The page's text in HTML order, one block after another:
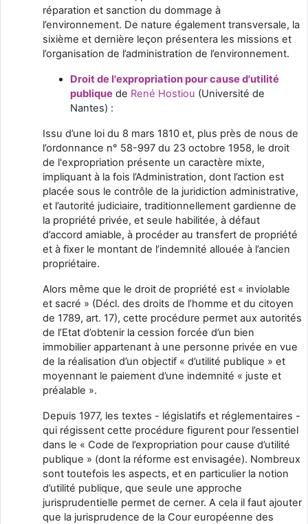
réparation et sanction du dommage à
l’environnement. De nature également transversale, la
sixième et dernière leçon présentera les missions et
l’organisation de l’administration de l’environnement.
Droit de l'expropriation pour cause d'utilité
publique de René Hostiou (Université de
Nantes) :
Issu d’une loi du 8 mars 1810 et, plus près de nous de
l’ordonnance n° 58-997 du 23 octobre 1958, le droit
de l'expropriation présente un caractère mixte,
impliquant à la fois l’Administration, dont l’action est
placée sous le contrôle de la juridiction administrative,
et l’autorité judiciaire, traditionnellement gardienne de
la propriété privée, et seule habilitée, à défaut
d’accord amiable, à procéder au transfert de propriété
et à fixer le montant de l’indemnité allouée à l’ancien
propriétaire.
Alors même que le droit de propriété est « inviolable
et sacré » (Décl. des droits de l’homme et du citoyen
de 1789, art. 17), cette procédure permet aux autorités
de l’Etat d’obtenir la cession forcée d’un bien
immobilier appartenant à une personne privée en vue
de la réalisation d’un objectif « d’utilité publique » et
moyennant le paiement d’une indemnité « juste et
préalable ».
Depuis 1977, les textes - législatifs et réglementaires -
qui régissent cette procédure figurent pour l’essentiel
dans le « Code de l’expropriation pour cause d’utilité
publique » (dont la réforme est envisagée). Nombreux
sont toutefois les aspects, et en particulier la notion
d’utilité publique, que seule une approche
jurisprudentielle permet de cerner. A cela il faut ajouter
que la jurisprudence de la Cour européenne des